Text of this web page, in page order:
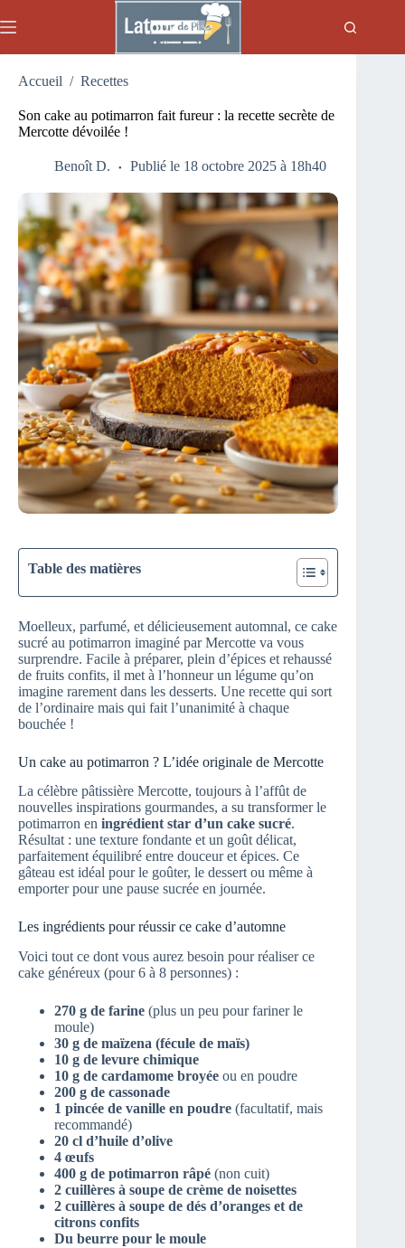
au
Accueil / Recettes
Son cake au potimarron fait fureur : la recette secrète de
Mercotte dévoilée !
Benoît D. Publié le 18 octobre 2025 à 18h40
Table des matières
Moelleux, parfumé, et délicieusement automnal, ce cake
sucré au potimarron imaginé par Mercotte va vous
surprendre. Facile à préparer, plein d’épices et rehaussé
de fruits confits, il met à l’honneur un légume qu’on
imagine rarement dans les desserts. Une recette qui sort
de l’ordinaire mais qui fait l’unanimité à chaque
bouchée !
Un cake au potimarron ? L’idée originale de Mercotte
La célèbre pâtissière Mercotte, toujours à l’affût de
nouvelles inspirations gourmandes, a su transformer le
potimarron en ingrédient star d’un cake sucré.
Résultat : une texture fondante et un goût délicat,
parfaitement équilibré entre douceur et épices. Ce
gâteau est idéal pour le goûter, le dessert ou même à
emporter pour une pause sucrée en journée.
Les ingrédients pour réussir ce cake d’automne
Voici tout ce dont vous aurez besoin pour réaliser ce
cake généreux (pour 6 à 8 personnes) :
270 g de farine (plus un peu pour fariner le
moule)
30 g de maïzena (fécule de maïs)
10 g de levure chimique
10 g de cardamome broyée ou en poudre
200 g de cassonade
1 pincée de vanille en poudre (facultatif, mais
recommandé)
20 cl d’huile d’olive
4 œufs
400 g de potimarron râpé (non cuit)
2 cuillères à soupe de crème de noisettes
2 cuillères à soupe de dés d’oranges et de
citrons confits
Du beurre pour le moule